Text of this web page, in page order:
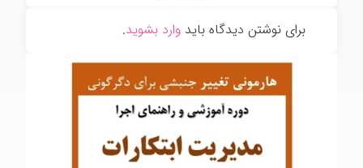
برای نوشتن دیدگاه باید وارد بشوید.